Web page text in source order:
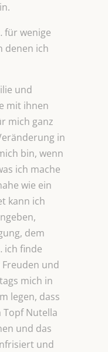
für wenige
denen ich
und
mit ihnen
mich ganz
in
bin, wenn
ich mache
wie ein
kann ich
dem
ich finde
und
mich in
legen, dass
Nutella
und das
und